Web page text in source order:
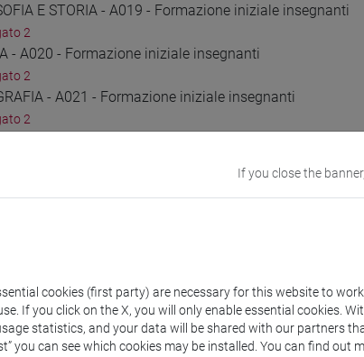
E STORIA - A019 - Formazione iniziale insegnanti
2
- A020 - Formazione iniziale insegnanti
2
- A021 - Formazione iniziale insegnanti
2
STORIA, GEOGRAFIA NELLA SCUOLA
ITALIANA PER DISCENTI DI LINGUA STRANIERA
2
2
E CULTURA STRANIERA (SPAGNOLO) - AC24 -
2
If you close the
cookies (first party) are necessary for this website to
If you click on the X, you will only enable essential cookies.
statistics, and your data will be shared with our partners
you can see which cookies may be installed. You can find out